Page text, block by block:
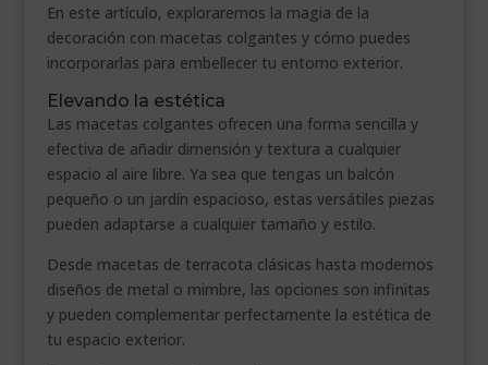
En este artículo, exploraremos la magia de la
decoración con macetas colgantes y cómo puedes
incorporarlas para embellecer tu entorno exterior.
Elevando la estética
Las macetas colgantes ofrecen una forma sencilla y
efectiva de añadir dimensión y textura a cualquier
espacio al aire libre. Ya sea que tengas un balcón
pequeño o un jardín espacioso, estas versátiles piezas
pueden adaptarse a cualquier tamaño y estilo.
Desde macetas de terracota clásicas hasta modernos
diseños de metal o mimbre, las opciones son infinitas
y pueden complementar perfectamente la estética de
tu espacio exterior.